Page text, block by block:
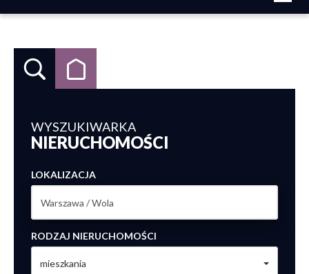
WYSZUKIWARKA
NIERUCHOMOŚCI
LOKALIZACJA
RODZAJ NIERUCHOMOŚCI
mieszkania